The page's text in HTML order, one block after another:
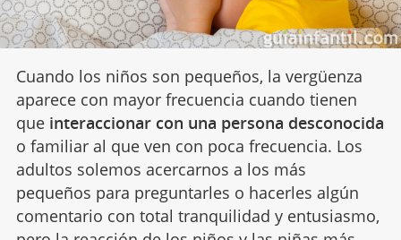
Cuando los niños son pequeños, la vergüenza
aparece con mayor frecuencia cuando tienen
queinteraccionar con una persona desconocida
o familiar al que ven con poca frecuencia. Los
adultos solemos acercarnos a los más
pequeños para preguntarles o hacerles algún
comentario con total tranquilidad y entusiasmo,